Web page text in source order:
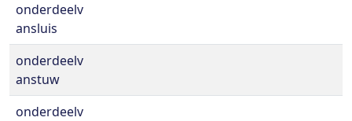
onderdeelv
ansluis
onderdeelv
anstuw
onderdeelv